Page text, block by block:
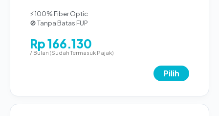
⚡ 100% Fiber Optic
🚫 Tanpa Batas FUP
Rp 166.130
/ Bulan (Sudah Termasuk Pajak)
Pilih